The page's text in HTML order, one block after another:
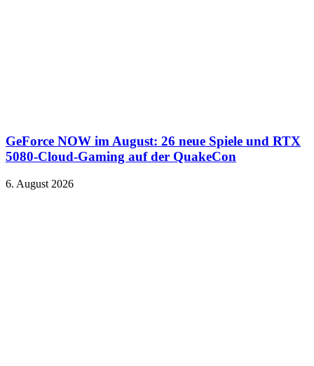
GeForce NOW im August: 26 neue Spiele und RTX
5080-Cloud-Gaming auf der QuakeCon
6. August 2026